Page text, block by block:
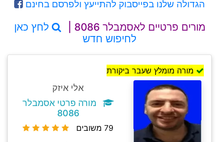
הגדולה שלנו בפייסבוק להתייעץ ולפרסם בחינם
מורים פרטיים לאסמבלר 8086 |
לחץ כאן
לחיפוש חדש
מורה מומלץ שעבר ביקורת
אלי איזק
מורה פרטי אסמבלר
8086
79 משובים